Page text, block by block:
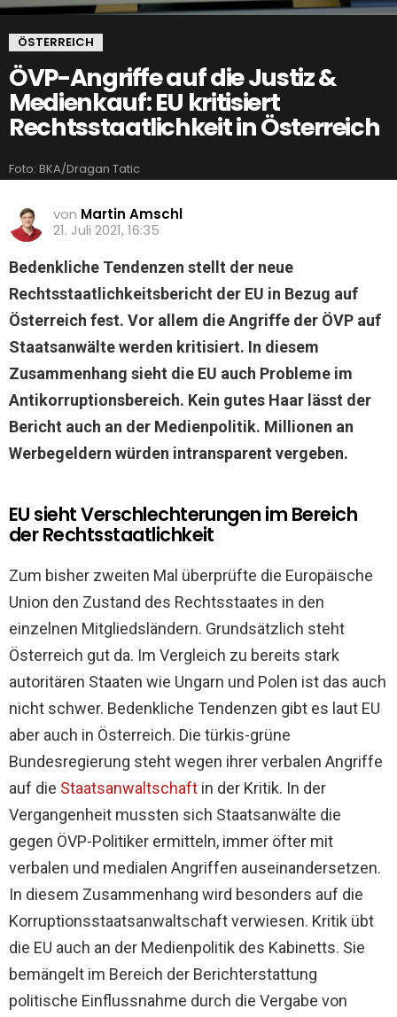
ÖSTERREICH
ÖVP-Angriffe auf die Justiz &
Medienkauf: EU kritisiert
Rechtsstaatlichkeit in Österreich
Foto: BKA/Dragan Tatic
von Martin Amschl
21. Juli 2021, 16:35
Bedenkliche Tendenzen stellt der neue
Rechtsstaatlichkeitsbericht der EU in Bezug auf
Österreich fest. Vor allem die Angriffe der ÖVP auf
Staatsanwälte werden kritisiert. In diesem
Zusammenhang sieht die EU auch Probleme im
Antikorruptionsbereich. Kein gutes Haar lässt der
Bericht auch an der Medienpolitik. Millionen an
Werbegeldern würden intransparent vergeben.
EU sieht Verschlechterungen im Bereich
der Rechtsstaatlichkeit
Zum bisher zweiten Mal überprüfte die Europäische
Union den Zustand des Rechtsstaates in den
einzelnen Mitgliedsländern. Grundsätzlich steht
Österreich gut da. Im Vergleich zu bereits stark
autoritären Staaten wie Ungarn und Polen ist das auch
nicht schwer. Bedenkliche Tendenzen gibt es laut EU
aber auch in Österreich. Die türkis-grüne
Bundesregierung steht wegen ihrer verbalen Angriffe
auf die Staatsanwaltschaft in der Kritik. In der
Vergangenheit mussten sich Staatsanwälte die
gegen ÖVP-Politiker ermitteln, immer öfter mit
verbalen und medialen Angriffen auseinandersetzen.
In diesem Zusammenhang wird besonders auf die
Korruptionsstaatsanwaltschaft verwiesen. Kritik übt
die EU auch an der Medienpolitik des Kabinetts. Sie
bemängelt im Bereich der Berichterstattung
politische Einflussnahme durch die Vergabe von